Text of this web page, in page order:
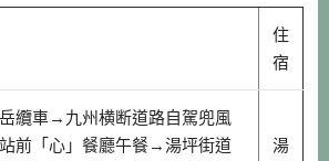
住
宿
纜車→九州横断道路自駕兜風
前「心」餐廳午餐→湯坪街道
湯